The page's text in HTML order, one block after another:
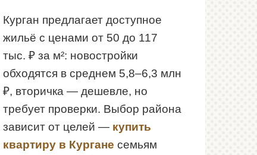
Курган предлагает доступное
жильё с ценами от 50 до 117
тыс. ₽ за м²: новостройки
обходятся в среднем 5,8–6,3 млн
₽, вторичка — дешевле, но
требует проверки. Выбор района
зависит от целей — купить
квартиру в Кургане семьям